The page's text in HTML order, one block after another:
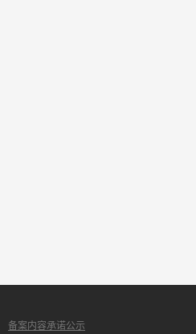
备案内容承诺公示